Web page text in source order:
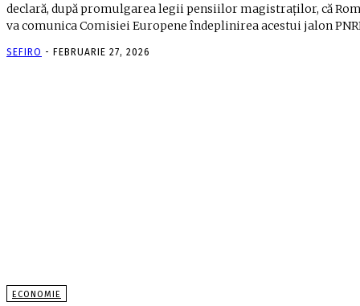
declară, după promulgarea legii pensiilor magistraţilor, că
va comunica Comisiei Europene îndeplinirea acestui jalon
SEFIRO - FEBRUARIE 27, 2026
ECONOMIE